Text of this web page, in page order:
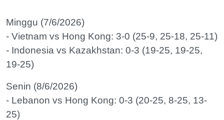
Minggu (7/6/2026)
- Vietnam vs Hong Kong: 3-0 (25-9, 25-18, 25-11)
- Indonesia vs Kazakhstan: 0-3 (19-25, 19-25,
19-25)
Senin (8/6/2026)
- Lebanon vs Hong Kong: 0-3 (20-25, 8-25, 13-
25)